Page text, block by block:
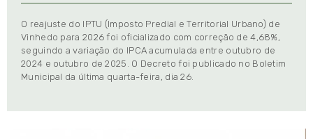
O reajuste do IPTU (Imposto Predial e Territorial Urbano) de
Vinhedo para 2026 foi oficializado com correção de 4,68%,
seguindo a variação do IPCA acumulada entre outubro de
2024 e outubro de 2025. O Decreto foi publicado no Boletim
Municipal da última quarta-feira, dia 26.